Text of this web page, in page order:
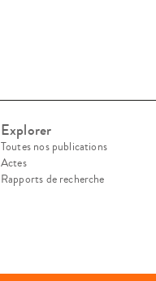
Explorer
Toutes nos publications
Actes
Rapports de recherche